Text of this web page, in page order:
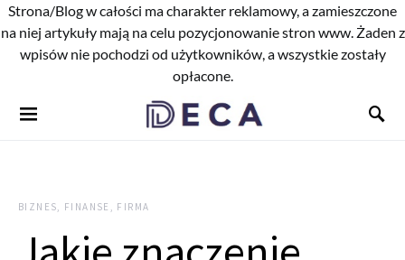
Strona/Blog w całości ma charakter reklamowy, a zamieszczone
na niej artykuły mają na celu pozycjonowanie stron www. Żaden z
wpisów nie pochodzi od użytkowników, a wszystkie zostały
opłacone.
BIZNES, FINANSE, FIRMA